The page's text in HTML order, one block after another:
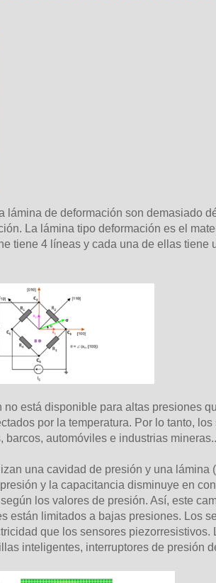
lámina de deformación son demasiado
La lámina tipo deformación es el
tiene 4 líneas y cada una de ellas
está disponible para altas presiones
por la temperatura. Por lo tanto,
automóviles e industrias
una cavidad de presión y una
y la capacitancia disminuye en
los valores de presión. Así, este
están limitados a bajas presiones. Los
que los sensores
inteligentes, interruptores de presión